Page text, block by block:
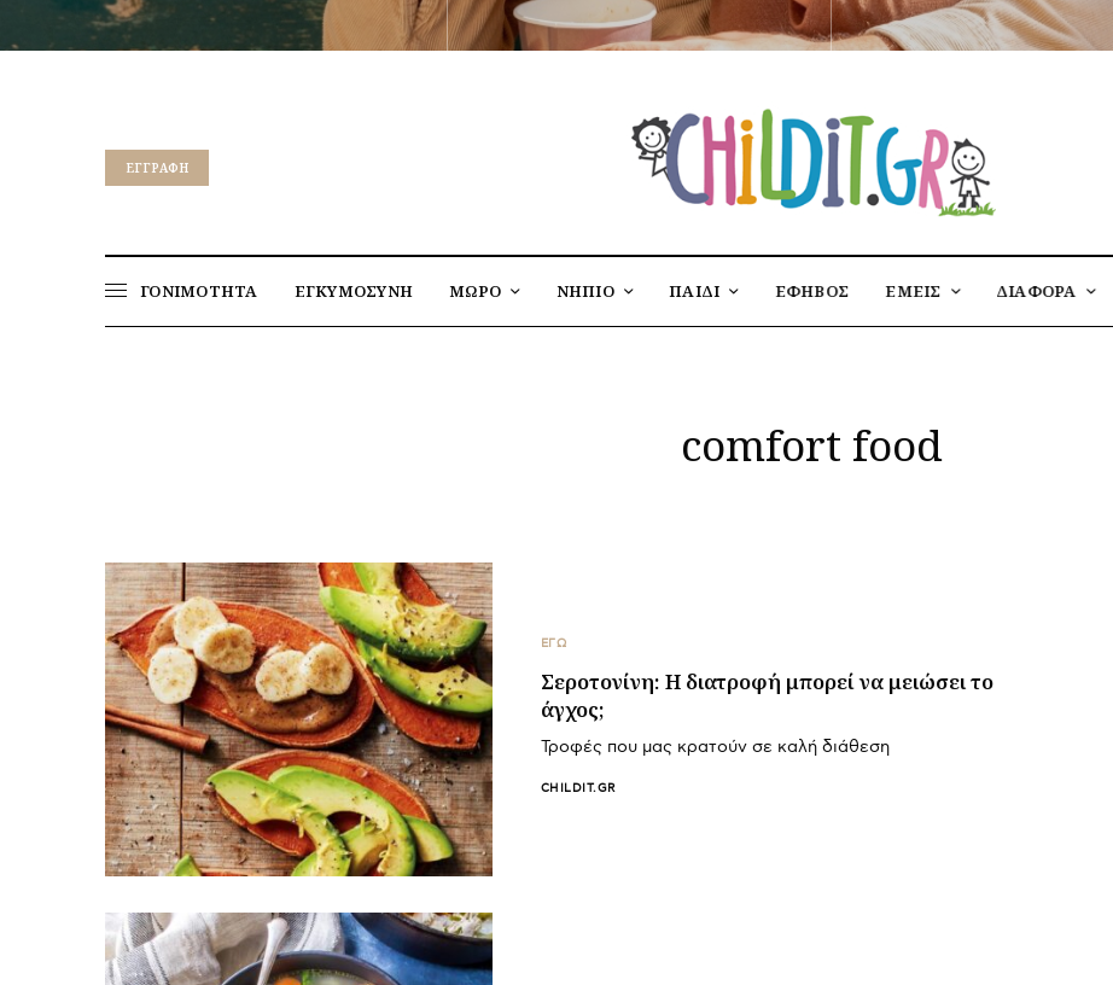
ΠΕΡΙΣΣΌΤΕΡΑ ΠΕΡΙΣΣΌΤΕΡΑ ΠΕΡΙΣΣΌΤΕΡΑ
EΓΓΡΑΦΉ
ΓΟΝΙΜΟΤΗΤΑ ΕΓΚΥΜΟΣΥΝΗ ΜΩΡΟ ΝΗΠΙΟ ΠΑΙΔΙ ΕΦΗΒΟΣ ΕΜΕΙΣ ΔΙΑΦΟΡΑ
comfort food
ΕΓΩ
Σεροτονίνη: Η διατροφή μπορεί να μειώσει το
άγχος;
Τροφές που μας κρατούν σε καλή διάθεση
CHILDIT.GR